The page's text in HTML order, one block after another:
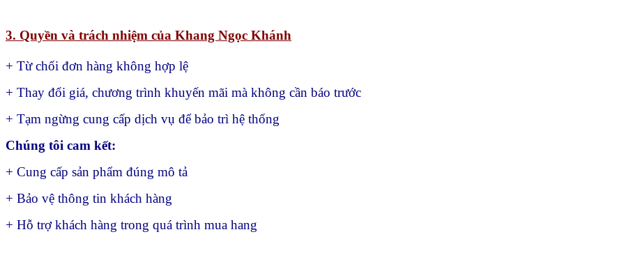
3. Quyền và trách nhiệm của Khang Ngọc Khánh
+ Từ chối đơn hàng không hợp lệ
+ Thay đổi giá, chương trình khuyến mãi mà không cần báo trước
+ Tạm ngừng cung cấp dịch vụ để bảo trì hệ thống
Chúng tôi cam kết:
+ Cung cấp sản phẩm đúng mô tả
+ Bảo vệ thông tin khách hàng
+ Hỗ trợ khách hàng trong quá trình mua hang